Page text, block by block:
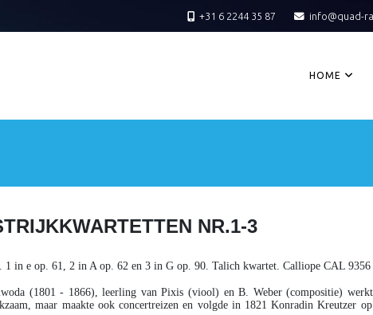
+31 6 2244 35 87 info@quad-
HOME
NR.1-3
1 in e op. 61, 2 in A op. 62 en 3 in G op. 90. Talich kwartet. Calliope CAL 9356
(1801 - 1866), leerling van Pixis (viool) en B. Weber (compositie)
maar maakte ook concertreizen en volgde in 1821 Konradin Kreutzer